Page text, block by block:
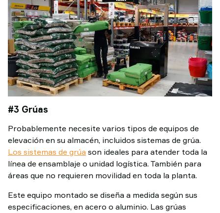
#3 Grúas
Probablemente necesite varios tipos de equipos de
elevación en su almacén, incluidos sistemas de grúa.
Los sistemas de grúa son ideales para atender toda la
línea de ensamblaje o unidad logística. También para
áreas que no requieren movilidad en toda la planta.
Este equipo montado se diseña a medida según sus
especificaciones, en acero o aluminio. Las grúas